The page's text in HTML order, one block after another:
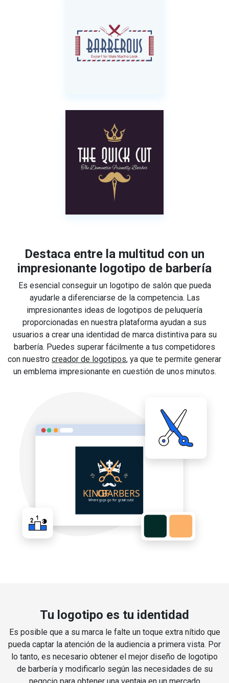
Destaca entre la multitud con un
impresionante logotipo de barbería
Es esencial conseguir un logotipo de salón que pueda
ayudarle a diferenciarse de la competencia. Las
impresionantes ideas de logotipos de peluquería
proporcionadas en nuestra plataforma ayudan a sus
usuarios a crear una identidad de marca distintiva para su
barbería. Puedes superar fácilmente a tus competidores
con nuestro creador de logotipos, ya que te permite generar
un emblema impresionante en cuestión de unos minutos.
Tu logotipo es tu identidad
Es posible que a su marca le falte un toque extra nítido que
pueda captar la atención de la audiencia a primera vista. Por
lo tanto, es necesario obtener el mejor diseño de logotipo
de barbería y modificarlo según las necesidades de su